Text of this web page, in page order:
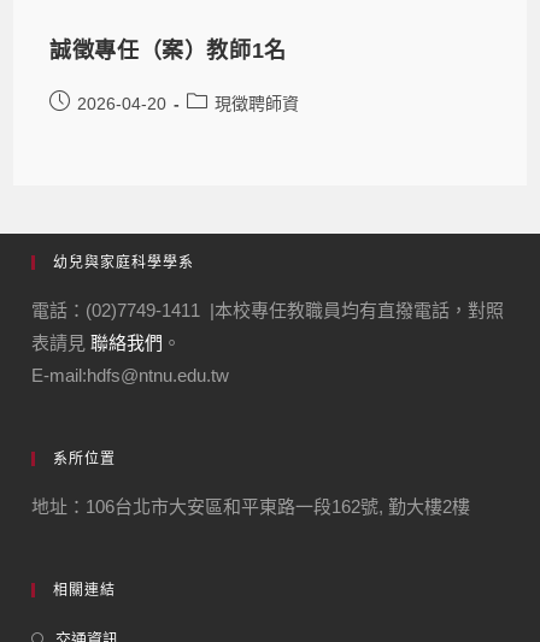
誠徵專任（案）教師1名
2026-04-20 現徵聘師資
幼兒與家庭科學學系
電話：(02)7749-1411 |本校專任教職員均有直撥電話，對照
表請見聯絡我們 。
E-mail:hdfs@ntnu.edu.tw
系所位置
地址：106台北市大安區和平東路一段162號, 勤大樓2樓
相關連結